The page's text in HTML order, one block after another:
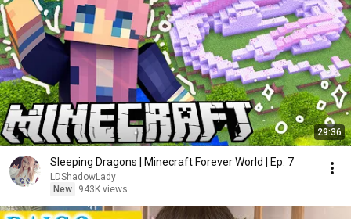
29:36
Sleeping Dragons | Minecraft Forever World | Ep. 7
LDShadowLady
New
943K views